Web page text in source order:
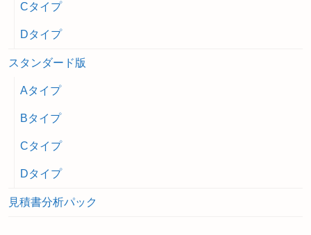
Cタイプ
Dタイプ
スタンダード版
Aタイプ
Bタイプ
Cタイプ
Dタイプ
見積書分析パック